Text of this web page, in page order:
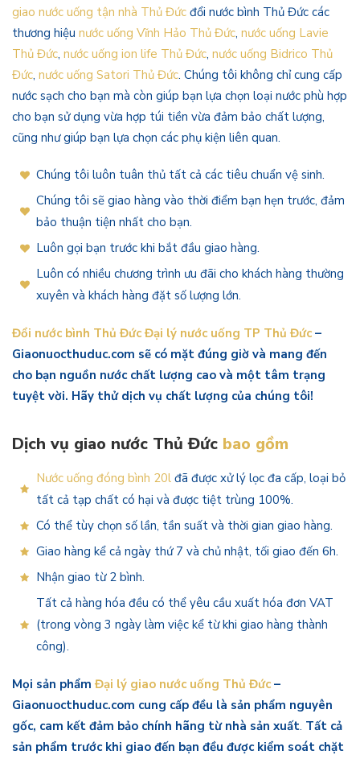
giao nước uống tận nhà Thủ Đức đổi nước bình Thủ Đức các
thương hiệu nước uống Vĩnh Hảo Thủ Đức, nước uống Lavie
Thủ Đức, nước uống ion life Thủ Đức, nước uống Bidrico Thủ
Đức, nước uống Satori Thủ Đức. Chúng tôi không chỉ cung cấp
nước sạch cho bạn mà còn giúp bạn lựa chọn loại nước phù hợp
cho bạn sử dụng vừa hợp túi tiền vừa đảm bảo chất lượng,
cũng như giúp bạn lựa chọn các phụ kiện liên quan.
Chúng tôi luôn tuân thủ tất cả các tiêu chuẩn vệ sinh.
Chúng tôi sẽ giao hàng vào thời điểm bạn hẹn trước, đảm
bảo thuận tiện nhất cho bạn.
Luôn gọi bạn trước khi bắt đầu giao hàng.
Luôn có nhiều chương trình ưu đãi cho khách hàng thường
xuyên và khách hàng đặt số lượng lớn.
Đổi nước bình Thủ Đức Đại lý nước uống TP Thủ Đức –
Giaonuocthuduc.com sẽ có mặt đúng giờ và mang đến
cho bạn nguồn nước chất lượng cao và một tâm trạng
tuyệt vời. Hãy thử dịch vụ chất lượng của chúng tôi!
Dịch vụ giao nước Thủ Đức bao gồm
Nước uống đóng bình 20l đã được xử lý lọc đa cấp, loại bỏ
tất cả tạp chất có hại và được tiệt trùng 100%.
Có thể tùy chọn số lần, tần suất và thời gian giao hàng.
Giao hàng kể cả ngày thứ 7 và chủ nhật, tối giao đến 6h.
Nhận giao từ 2 bình.
Tất cả hàng hóa đều có thể yêu cầu xuất hóa đơn VAT
(trong vòng 3 ngày làm việc kể từ khi giao hàng thành
công).
Mọi sản phẩmĐại lý giao nước uống Thủ Đức –
Giaonuocthuduc.com cung cấp đều là sản phẩm nguyên
gốc, cam kết đảm bảo chính hãng từ nhà sản xuất. Tất cả
sản phẩm trước khi giao đến bạn đều được kiểm soát chặt